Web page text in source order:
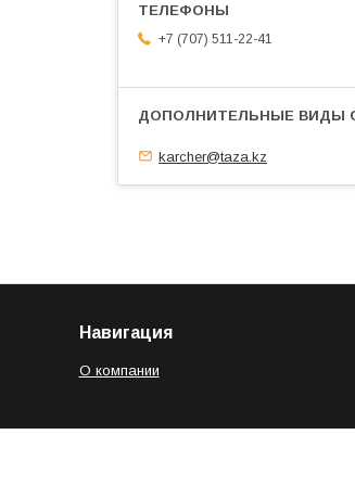
+7 (707) 511-22-41
karcher@taza.kz
Навигация
О компании